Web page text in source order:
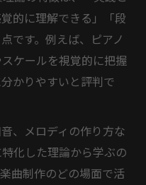
的に理解できる」「段
です。例えば、ピアノ
ケールを視覚的に把握
かりやすいと評判で
、メロディの作り方な
化した理論から学ぶの
曲制作のどの場面で活